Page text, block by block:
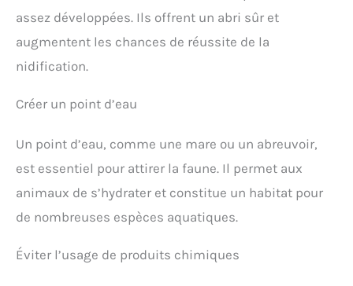
assez développées. Ils offrent un abri sûr et
augmentent les chances de réussite de la
nidification.
Créer un point d’eau
Un point d’eau, comme une mare ou un abreuvoir,
est essentiel pour attirer la faune. Il permet aux
animaux de s’hydrater et constitue un habitat pour
de nombreuses espèces aquatiques.
Éviter l’usage de produits chimiques